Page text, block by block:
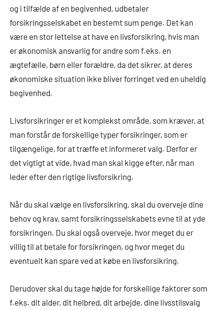
og i tilfælde af en begivenhed, udbetaler
forsikringsselskabet en bestemt sum penge. Det kan
være en stor lettelse at have en livsforsikring, hvis man
er økonomisk ansvarlig for andre som f.eks. en
ægtefælle, børn eller forældre, da det sikrer, at deres
økonomiske situation ikke bliver forringet ved en uheldig
begivenhed.
Livsforsikringer er et komplekst område, som kræver, at
man forstår de forskellige typer forsikringer, som er
tilgængelige, for at træffe et informeret valg. Derfor er
det vigtigt at vide, hvad man skal kigge efter, når man
leder efter den rigtige livsforsikring.
Når du skal vælge en livsforsikring, skal du overveje dine
behov og krav, samt forsikringsselskabets evne til at yde
forsikringen. Du skal også overveje, hvor meget du er
villig til at betale for forsikringen, og hvor meget du
eventuelt kan spare ved at købe en livsforsikring.
Derudover skal du tage højde for forskellige faktorer som
f.eks. dit alder, dit helbred, dit arbejde, dine livsstilsvalg